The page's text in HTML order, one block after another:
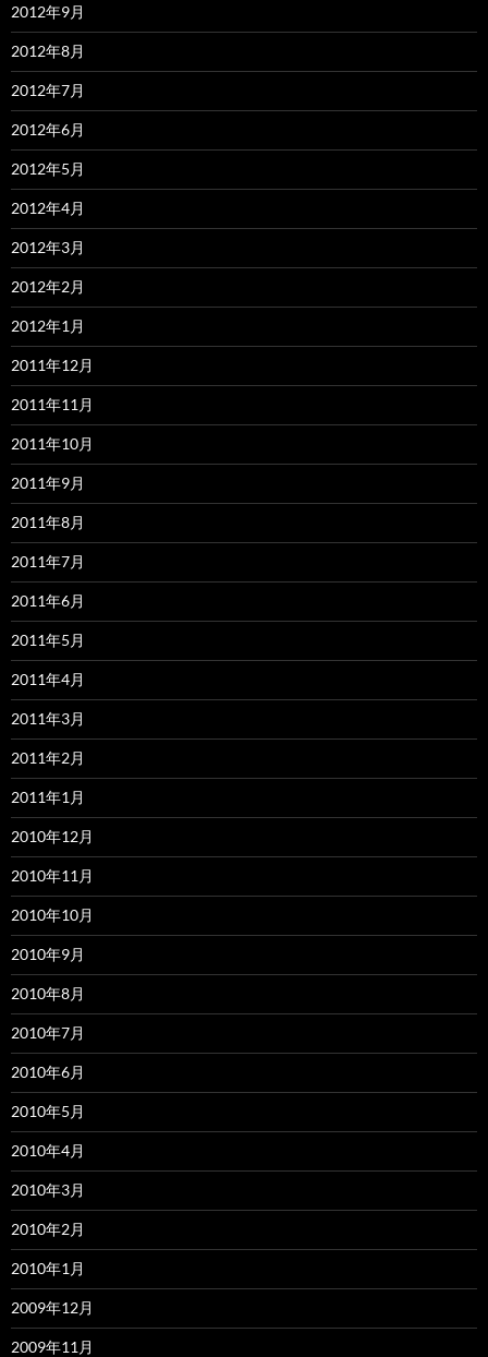
2012年9月
2012年8月
2012年7月
2012年6月
2012年5月
2012年4月
2012年3月
2012年2月
2012年1月
2011年12月
2011年11月
2011年10月
2011年9月
2011年8月
2011年7月
2011年6月
2011年5月
2011年4月
2011年3月
2011年2月
2011年1月
2010年12月
2010年11月
2010年10月
2010年9月
2010年8月
2010年7月
2010年6月
2010年5月
2010年4月
2010年3月
2010年2月
2010年1月
2009年12月
2009年11月